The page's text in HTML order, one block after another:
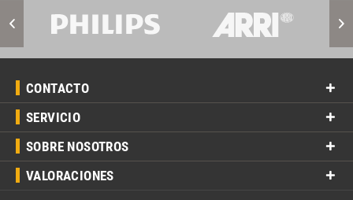
CONTACTO
SERVICIO
SOBRE NOSOTROS
VALORACIONES